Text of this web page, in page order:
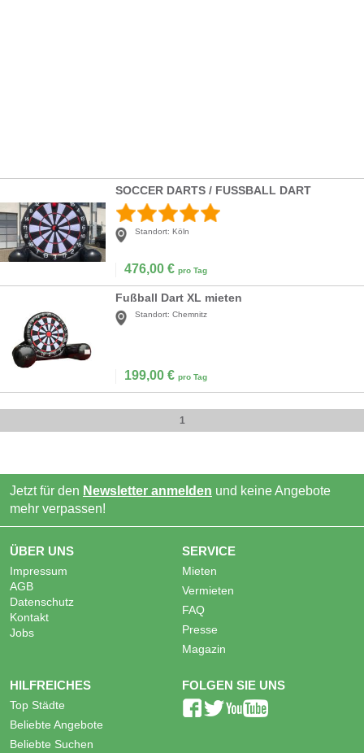
SOCCER DARTS / FUSSBALL DART
Standort: Köln
476,00 € pro Tag
Fußball Dart XL mieten
Standort: Chemnitz
199,00 € pro Tag
1
Jetzt für den Newsletter anmelden und keine Angebote
mehr verpassen!
ÜBER UNS
Impressum
AGB
Datenschutz
Kontakt
Jobs
SERVICE
Mieten
Vermieten
FAQ
Presse
Magazin
HILFREICHES
Top Städte
Beliebte Angebote
Beliebte Suchen
FOLGEN SIE UNS